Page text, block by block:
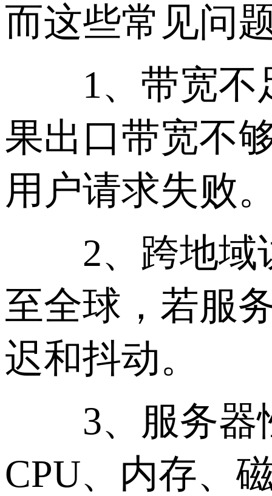
而这些常见问
1、带宽不足
果出口带宽不
用户请求失败
2、跨地域访
至全球，若服
迟和抖动。
3、服务器性
CPU、内存、